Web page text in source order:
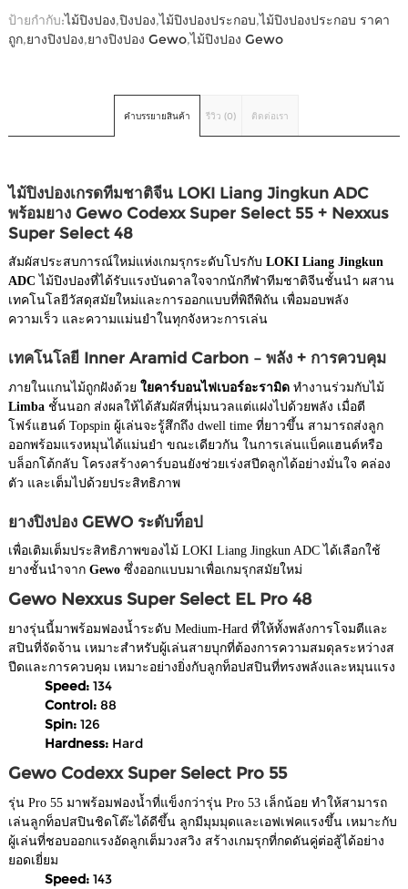
ป้ายกำกับ:ไม้ปิงปอง,ปิงปอง,ไม้ปิงปองประกอบ,ไม้ปิงปองประกอบ ราคา
ถูก,ยางปิงปอง,ยางปิงปอง Gewo,ไม้ปิงปอง Gewo
คำบรรยายสินค้า รีวิว (0) ติดต่อเรา
ไม้ปิงปองเกรดทีมชาติจีน LOKI Liang Jingkun ADC
พร้อมยาง Gewo Codexx Super Select 55 + Nexxus
Super Select 48
สัมผัสประสบการณ์ใหม่แห่งเกมรุกระดับโปรกับ LOKI Liang Jingkun
ADC ไม้ปิงปองที่ได้รับแรงบันดาลใจจากนักกีฬาทีมชาติจีนชั้นนำ ผสาน
เทคโนโลยีวัสดุสมัยใหม่และการออกแบบที่พิถีพิถัน เพื่อมอบพลัง
ความเร็ว และความแม่นยำในทุกจังหวะการเล่น
เทคโนโลยี Inner Aramid Carbon – พลัง + การควบคุม
ภายในแกนไม้ถูกฝังด้วย ใยคาร์บอนไฟเบอร์อะรามิด ทำงานร่วมกับไม้
Limba ชั้นนอก ส่งผลให้ได้สัมผัสที่นุ่มนวลแต่แฝงไปด้วยพลัง เมื่อตี
โฟร์แฮนด์ Topspin ผู้เล่นจะรู้สึกถึง dwell time ที่ยาวขึ้น สามารถส่งลูก
ออกพร้อมแรงหมุนได้แม่นยำ ขณะเดียวกัน ในการเล่นแบ็คแฮนด์หรือ
บล็อกโต้กลับ โครงสร้างคาร์บอนยังช่วยเร่งสปีดลูกได้อย่างมั่นใจ คล่อง
ตัว และเต็มไปด้วยประสิทธิภาพ
ยางปิงปอง GEWO ระดับท็อป
เพื่อเติมเต็มประสิทธิภาพของไม้ LOKI Liang Jingkun ADC ได้เลือกใช้
ยางชั้นนำจาก Gewo ซึ่งออกแบบมาเพื่อเกมรุกสมัยใหม่
Gewo Nexxus Super Select EL Pro 48
ยางรุ่นนี้มาพร้อมฟองน้ำระดับ Medium-Hard ที่ให้ทั้งพลังการโจมตีและ
สปินที่จัดจ้าน เหมาะสำหรับผู้เล่นสายบุกที่ต้องการความสมดุลระหว่างส
ปีดและการควบคุม เหมาะอย่างยิ่งกับลูกท็อปสปินที่ทรงพลังและหมุนแรง
Speed: 134
Control: 88
Spin: 126
Hardness: Hard
Gewo Codexx Super Select Pro 55
รุ่น Pro 55 มาพร้อมฟองน้ำที่แข็งกว่ารุ่น Pro 53 เล็กน้อย ทำให้สามารถ
เล่นลูกท็อปสปินชิดโต๊ะได้ดีขึ้น ลูกมีมุมมุดและเอฟเฟคแรงขึ้น เหมาะกับ
ผู้เล่นที่ชอบออกแรงอัดลูกเต็มวงสวิง สร้างเกมรุกที่กดดันคู่ต่อสู้ได้อย่าง
ยอดเยี่ยม
Speed: 143